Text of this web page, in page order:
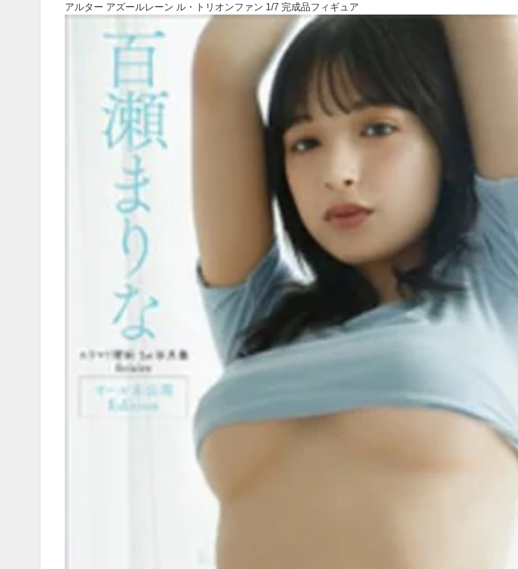
アルター アズールレーン ル・トリオンファン 1/7 完成品フィギュア